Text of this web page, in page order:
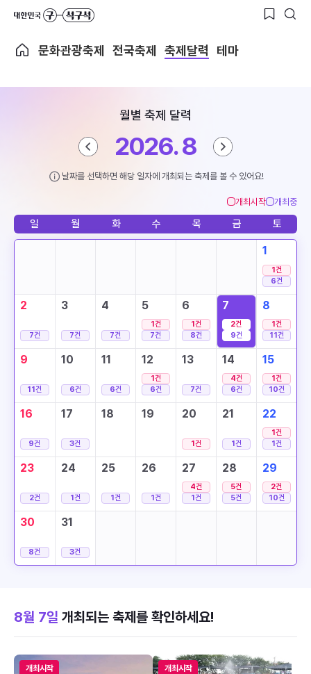
문화관광축제 전국축제 축제달력 테마
월별 축제 달력
2026. 8
날짜를 선택하면 해당 일자에 개최되는 축제를 볼 수 있어요!
개최시작 개최중
일 월 화 수 목 금 토
1
1건
6건
2
7건
3
7건
4
7건
5
1건
7건
6
1건
8건
7
2건
9건
8
1건
11건
9
11건
10
6건
11
6건
12
1건
6건
13
7건
14
4건
6건
15
1건
10건
16
9건
17
3건
18 19 20
1건
21
1건
22
1건
1건
23
2건
24
1건
25
1건
26
1건
27
4건
1건
28
5건
5건
29
2건
10건
30
8건
31
3건
8월 7일 개최되는 축제를 확인하세요!
개최시작 개최시작